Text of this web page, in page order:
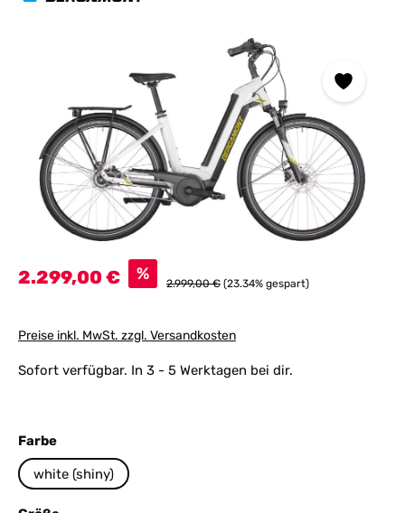
Verkaufspreis:
2.299,00 € % Regulärer Preis:
2.999,00 € (23.34% gespart)
Preise inkl. MwSt. zzgl. Versandkosten
Sofort verfügbar. In 3 - 5 Werktagen bei dir.
Farbeauswählen
white (shiny)